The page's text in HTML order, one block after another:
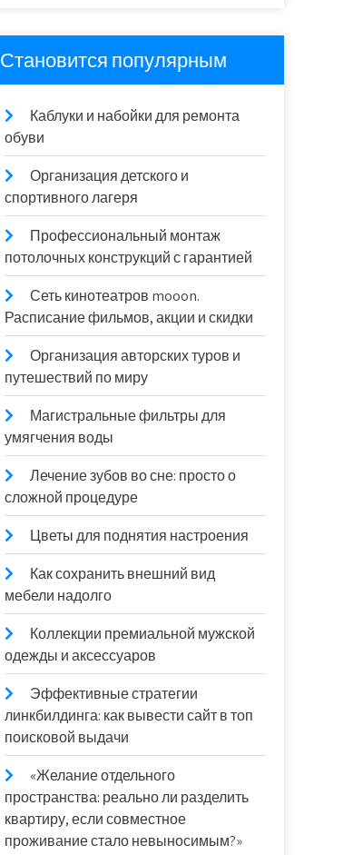
Становится популярным
Каблуки и набойки для ремонта
обуви
Организация детского и
спортивного лагеря
Профессиональный монтаж
потолочных конструкций с гарантией
Сеть кинотеатров mooon.
Расписание фильмов, акции и скидки
Организация авторских туров и
путешествий по миру
Магистральные фильтры для
умягчения воды
Лечение зубов во сне: просто о
сложной процедуре
Цветы для поднятия настроения
Как сохранить внешний вид
мебели надолго
Коллекции премиальной мужской
одежды и аксессуаров
Эффективные стратегии
линкбилдинга: как вывести сайт в топ
поисковой выдачи
«Желание отдельного
пространства: реально ли разделить
квартиру, если совместное
проживание стало невыносимым?»